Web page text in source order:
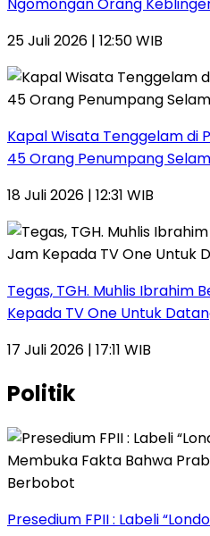
25 Juli 2026 | 12:50 WIB
Kapal Wisata Tenggelam di
45 Orang Penumpang
18 Juli 2026 | 12:31 WIB
Tegas, TGH. Muhlis Ibrahim
Kepada TV One Untuk
17 Juli 2026 | 17:11 WIB
Politik
Presedium FPII : Labeli